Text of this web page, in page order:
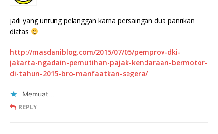
jadi yang untung pelanggan karna persaingan dua panrikan
diatas
http://masdaniblog.com/2015/07/05/pemprov-dki-
jakarta-ngadain-pemutihan-pajak-kendaraan-bermotor-
di-tahun-2015-bro-manfaatkan-segera/
Memuat...
REPLY